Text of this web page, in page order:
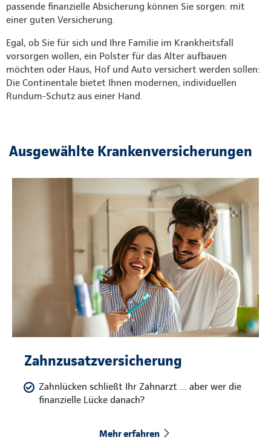
passende finanzielle Absicherung können Sie sorgen: mit
einer guten Versicherung.
Egal, ob Sie für sich und Ihre Familie im Krankheitsfall
vorsorgen wollen, ein Polster für das Alter aufbauen
möchten oder Haus, Hof und Auto versichert werden sollen:
Die Continentale bietet Ihnen modernen, individuellen
Rundum-Schutz aus einer Hand.
Ausgewählte Krankenversicherungen
Zahnzusatzversicherung
Zahnlücken schließt Ihr Zahnarzt … aber wer die
finanzielle Lücke danach?
Mehr erfahren